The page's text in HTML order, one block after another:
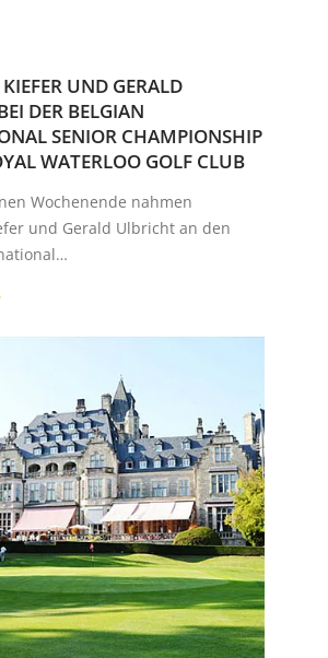
UND GERALD
DER BELGIAN
SENIOR CHAMPIONSHIP
WATERLOO GOLF CLUB
Wochenende nahmen
und Gerald Ulbricht an den